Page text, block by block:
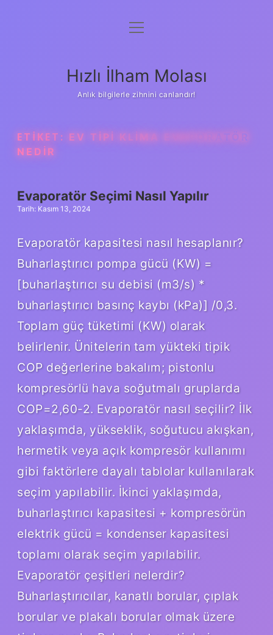
Anasayfa
Yasal Uyarı
menüyü
Hızlı İlham Molası
Anlık bilgilerle zihnini canlandır!
ETIKET: EV TIPI KLIMA EVAPORATÖR
NEDIR
Evaporatör Seçimi Nasıl Yapılır
Tarih: Kasım 13, 2024
Evaporatör kapasitesi nasıl hesaplanır?
Buharlaştırıcı pompa gücü (KW) =
[buharlaştırıcı su debisi (m3/s) *
buharlaştırıcı basınç kaybı (kPa)] /0,3.
Toplam güç tüketimi (KW) olarak
belirlenir. Ünitelerin tam yükteki tipik
COP değerlerine bakalım; pistonlu
kompresörlü hava soğutmalı gruplarda
COP=2,60-2. Evaporatör nasıl seçilir? İlk
yaklaşımda, yükseklik, soğutucu akışkan,
hermetik veya açık kompresör kullanımı
gibi faktörlere dayalı tablolar kullanılarak
seçim yapılabilir. İkinci yaklaşımda,
buharlaştırıcı kapasitesi + kompresörün
elektrik gücü = kondenser kapasitesi
toplamı olarak seçim yapılabilir.
Evaporatör çeşitleri nelerdir?
Buharlaştırıcılar, kanatlı borular, çıplak
borular ve plakalı borular olmak üzere